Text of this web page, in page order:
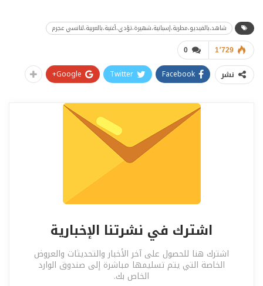
شاهد،بالفيديو،مطربة،إسبانية،شهيرة،تؤدي،أغنية،بالعربية،لنانسي عجرم
0 1٬729
نشر Facebook
Twitter
Google+
اشترك في نشرتنا الإخبارية
اشترك هنا للحصول على آخر الأخبار والتحديثات والعروض
الخاصة التي يتم تسليمها مباشرة إلى صندوق الوارد
الخاص بك.